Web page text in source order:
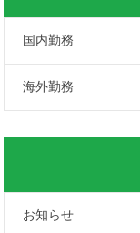
国内勤務
海外勤務
お知らせ